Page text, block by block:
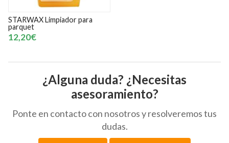
STARWAX Limpiador para
parquet
12,20€
¿Alguna duda? ¿Necesitas
asesoramiento?
Ponte en contacto con nosotros y resolveremos tus
dudas.